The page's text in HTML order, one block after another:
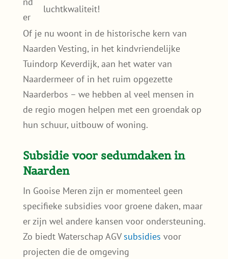
luchtkwaliteit!
Of je nu woont in de historische kern van
Naarden Vesting, in het kindvriendelijke
Tuindorp Keverdijk, aan het water van
Naardermeer of in het ruim opgezette
Naarderbos – we hebben al veel mensen in
de regio mogen helpen met een groendak op
hun schuur, uitbouw of woning.
Subsidie voor sedumdaken in
Naarden
In Gooise Meren zijn er momenteel geen
specifieke subsidies voor groene daken, maar
er zijn wel andere kansen voor ondersteuning.
Zo biedt Waterschap AGVsubsidies voor
projecten die de omgeving